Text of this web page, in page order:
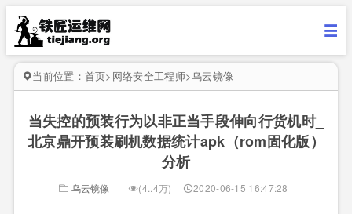
当前位置： 首页> 网络安全工程师>乌云镜像
当失控的预装行为以非正当手段伸向行货机时_
北京鼎开预装刷机数据统计apk（rom固化版）
分析
乌云镜像 (4..4万) 2020-06-15 16:47:28